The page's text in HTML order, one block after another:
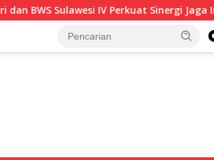
Perkuat Sinergi Jaga Irigasi Amohalo